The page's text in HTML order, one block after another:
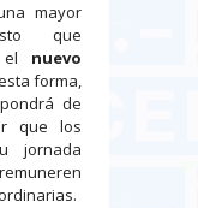
mayor
que
el nuevo
forma,
de
que los
jornada